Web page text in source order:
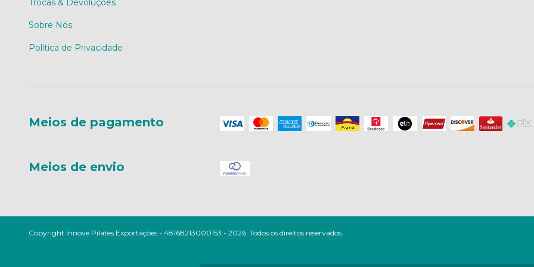
Trocas & Devoluções
Sobre Nós
Política de Privacidade
Meios de pagamento
Meios de envio
Copyright Innove Pilates Exportações - 48168213000153 - 2026. Todos os direitos reservados.